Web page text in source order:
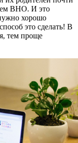
ВНО. И это
хорошо
это сделать! В
тем проще